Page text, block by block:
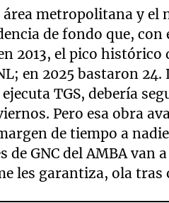
metropolitana y el
de fondo que,
2013, el pico
en 2025 bastaron
TGS, debería
Pero esa obra
de tiempo a
de GNC del AMBA van
les garantiza, ola tras